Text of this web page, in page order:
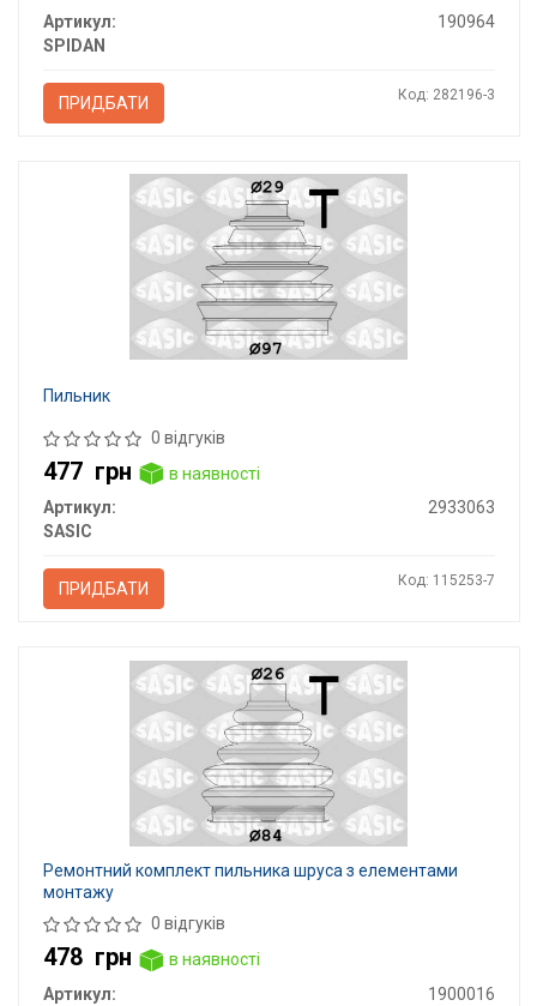
Артикул:
190964
SPIDAN
ПРИДБАТИ Код: 282196-3
Пильник
0 відгуків
477 грн
в наявності
Артикул:
2933063
SASIC
ПРИДБАТИ Код: 115253-7
Ремонтний комплект пильника шруса з елементами
монтажу
0 відгуків
478 грн
в наявності
Артикул:
1900016